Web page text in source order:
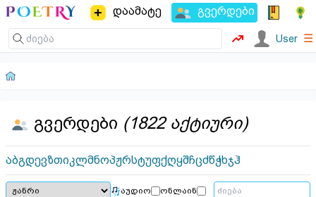
დაამატე გვერდები
User ☰
გვერდები (1822 აქტიური)
აბგდევზთიკლმნოპჟრსტუფქღყშჩცძწჭხჯჰ
აუდიო ონლაინ